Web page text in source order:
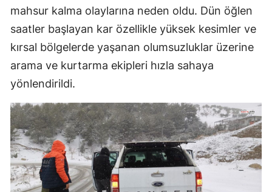
mahsur kalma olaylarına neden oldu. Dün öğlen
saatler başlayan kar özellikle yüksek kesimler ve
kırsal bölgelerde yaşanan olumsuzluklar üzerine
arama ve kurtarma ekipleri hızla sahaya
yönlendirildi.